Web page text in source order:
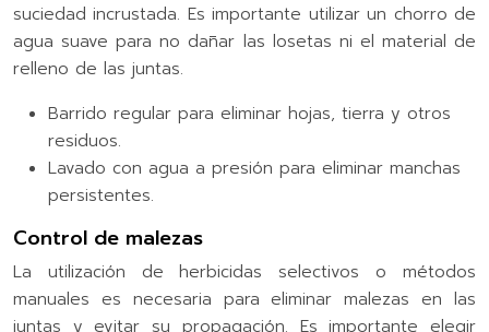
suciedad incrustada. Es importante utilizar un chorro de
agua suave para no dañar las losetas ni el material de
relleno de las juntas.
Barrido regular para eliminar hojas, tierra y otros
residuos.
Lavado con agua a presión para eliminar manchas
persistentes.
Control de malezas
La utilización de herbicidas selectivos o métodos
manuales es necesaria para eliminar malezas en las
juntas y evitar su propagación. Es importante elegir